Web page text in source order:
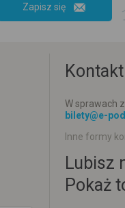
Zapisz się
Kontakt
W sprawach
bilety@e-
Inne formy
Lubisz
Pokaż